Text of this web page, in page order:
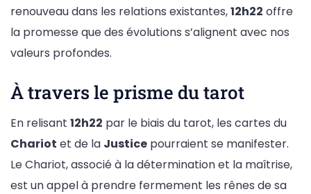
renouveau dans les relations existantes,12h22 offre
la promesse que des évolutions s’alignent avec nos
valeurs profondes.
À travers le prisme du tarot
En relisant 12h22 par le biais du tarot, les cartes du
Chariot et de la Justice pourraient se manifester.
Le Chariot, associé à la détermination et la maîtrise,
est un appel à prendre fermement les rênes de sa